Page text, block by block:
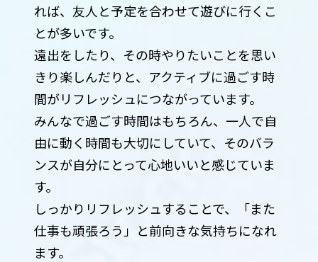
れば、友人と予定を合わせて遊びに行くこ
とが多いです。
遠出をしたり、その時やりたいことを思い
きり楽しんだりと、アクティブに過ごす時
間がリフレッシュにつながっています。
みんなで過ごす時間はもちろん、一人で自
由に動く時間も大切にしていて、そのバラ
ンスが自分にとって心地いいと感じていま
す。
しっかりリフレッシュすることで、「また
仕事も頑張ろう」と前向きな気持ちになれ
ます。